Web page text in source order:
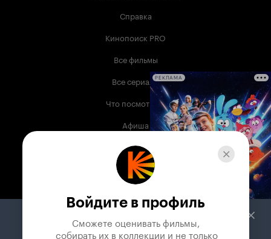
Справка
Кинопоиск PRO
Все фильмы
Все сериалы
Что посмотреть
Афиша
Музыка
Телепрограмма
Служба поддержки
РЕКЛАМА
Войдите в профиль
Сможете оценивать фильмы,
собирать их в коллекции и не только